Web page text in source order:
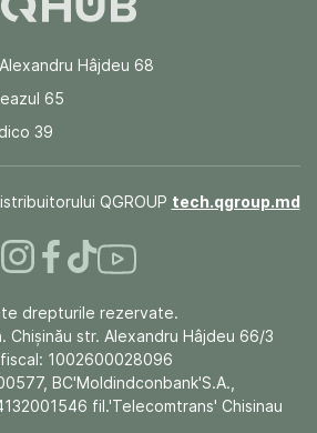
Hâjdeu 68
65
39
QGROUP tech.qgroup.md
drepturile rezervate.
Chişinău str. Alexandru Hâjdeu 66/3
1002600028096
BC'Moldindconbank'S.A.,
fil.'Telecomtrans' Chisinau